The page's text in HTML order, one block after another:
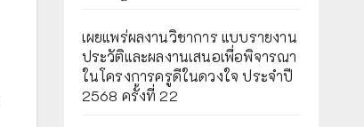
เผยแพร่ผลงานวิชาการ แบบรายงาน
ประวัติและผลงานเสนอเพื่อพิจารณา
ในโครงการครูดีในดวงใจ ประจำปี
2568 ครั้งที่ 22